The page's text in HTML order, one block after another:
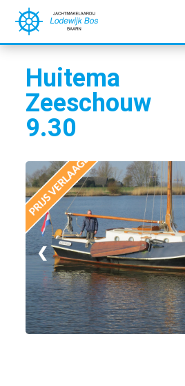
Huitema
Zeeschouw
9.30
❮